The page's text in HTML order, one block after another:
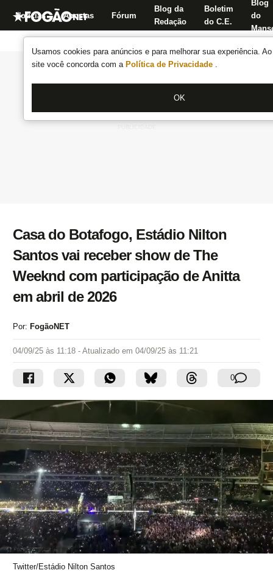
Usamos cookies para anúncios e para melhorar sua experiência.
site você concorda com a Política de Privacidade .
OK
Notícias Apostas Fórum
Blog da
Redação
Boletim
do C.E.
Blog
do
Casa do Botafogo, Estádio Nilton
Santos vai receber show de The
Weeknd com participação de Anitta
em abril de 2026
Por: FogãoNET
04/09/25 às 11:18 - Atualizado em 04/09/25 às 11:21
0
Twitter/Estádio Nilton Santos